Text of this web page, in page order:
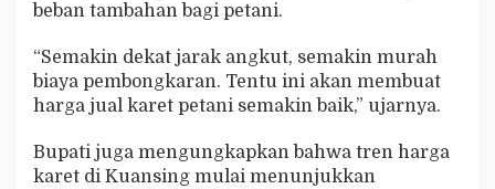
beban tambahan bagi petani.
“Semakin dekat jarak angkut, semakin murah
biaya pembongkaran. Tentu ini akan membuat
harga jual karet petani semakin baik,” ujarnya.
Bupati juga mengungkapkan bahwa tren harga
karet di Kuansing mulai menunjukkan